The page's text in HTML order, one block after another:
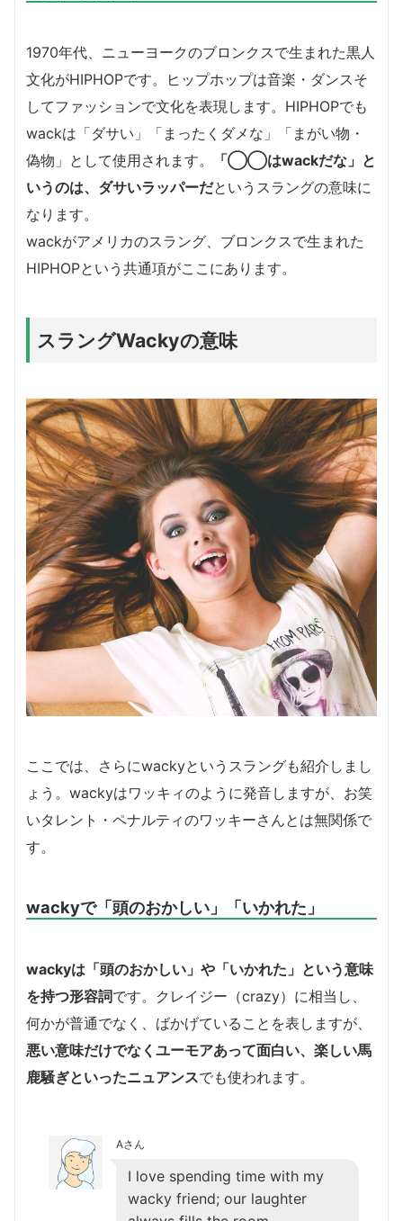
1970年代、ニューヨークのブロンクスで生まれた黒人
文化がHIPHOPです。ヒップホップは音楽・ダンスそ
してファッションで文化を表現します。HIPHOPでも
wackは「ダサい」「まったくダメな」「まがい物・
偽物」として使用されます。
「◯◯はwackだな」と
いうのは、ダサいラッパーだというスラングの意味に
なります。
wackがアメリカのスラング、ブロンクスで生まれた
HIPHOPという共通項がここにあります。
スラングWackyの意味
ここでは、さらにwackyというスラングも紹介しまし
ょう。wackyはワッキィのように発音しますが、お笑
いタレント・ペナルティのワッキーさんとは無関係で
す。
wackyで「頭のおかしい」「いかれた」
wackyは「頭のおかしい」や「いかれた」という意味
を持つ形容詞です。クレイジー（crazy）に相当し、
何かが普通でなく、ばかげていることを表しますが、
悪い意味だけでなくユーモアあって面白い、楽しい馬
鹿騒ぎといったニュアンスでも使われます。
Aさん
I love spending time with my
wacky friend; our laughter